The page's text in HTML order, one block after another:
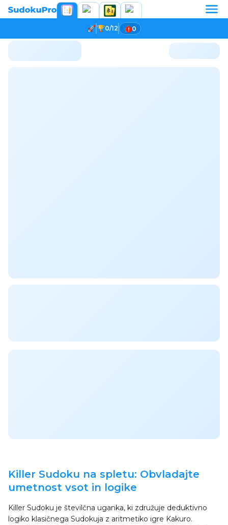
0/12 0
Killer Sudoku na spletu: Obvladajte
umetnost vsot in logike
Killer Sudoku je številčna uganka, ki združuje deduktivno
logiko klasičnega Sudokuja z aritmetiko igre Kakuro.